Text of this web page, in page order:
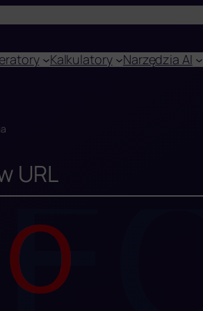
Kalkulatory Narzędzia AI
URL